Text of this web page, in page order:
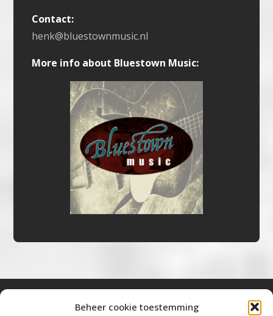
Beheer cookie toestemming
Contact:
henk@bluestownmusic.nl
More info about Bluestown Music: